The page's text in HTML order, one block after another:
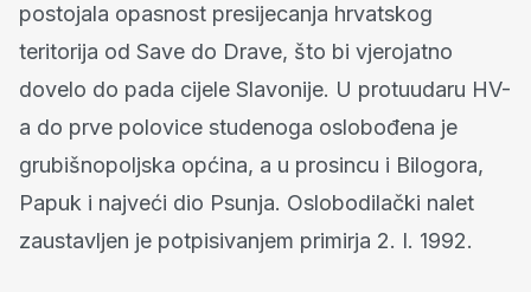
postojala opasnost presijecanja hrvatskog
teritorija od Save do Drave, što bi vjerojatno
dovelo do pada cijele Slavonije. U protuudaru HV-
a do prve polovice studenoga oslobođena je
grubišnopoljska općina, a u prosincu i Bilogora,
Papuk i najveći dio Psunja. Oslobodilački nalet
zaustavljen je potpisivanjem primirja 2. I. 1992.